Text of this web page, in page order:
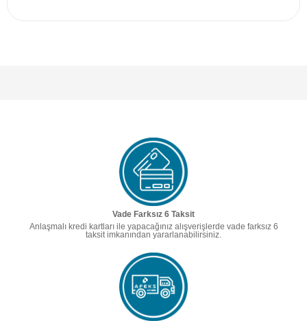
Vade Farksız 6 Taksit
Anlaşmalı kredi kartları ile yapacağınız alışverişlerde vade farksız 6
taksit imkanından yararlanabilirsiniz.